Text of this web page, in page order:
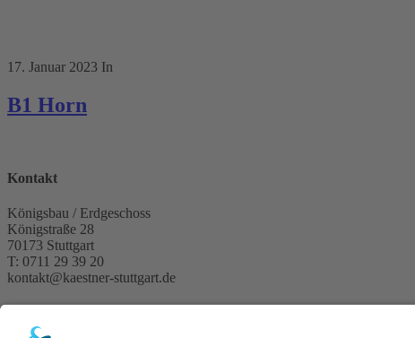
17. Januar 2023 In
B1 Horn
Kontakt
Königsbau / Erdgeschoss
Königstraße 28
70173 Stuttgart
T: 0711 29 39 20
kontakt@kaestner-stuttgart.de